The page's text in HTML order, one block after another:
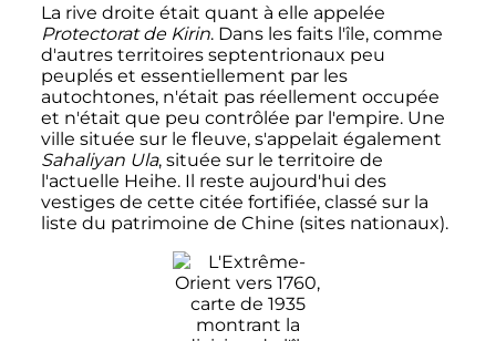
La rive droite était quant à elle appelée
Protectorat de Kirin. Dans les faits l'île, comme
d'autres territoires septentrionaux peu
peuplés et essentiellement par les
autochtones, n'était pas réellement occupée
et n'était que peu contrôlée par l'empire. Une
ville située sur le fleuve, s'appelait également
Sahaliyan Ula, située sur le territoire de
l'actuelle Heihe. Il reste aujourd'hui des
vestiges de cette citée fortifiée, classé sur la
liste du patrimoine de Chine (sites nationaux).